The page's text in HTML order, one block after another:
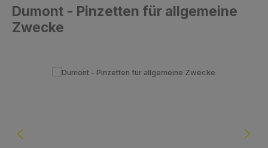
Dumont - Pinzetten für allgemeine
Zwecke
Bildergalerie überspringen